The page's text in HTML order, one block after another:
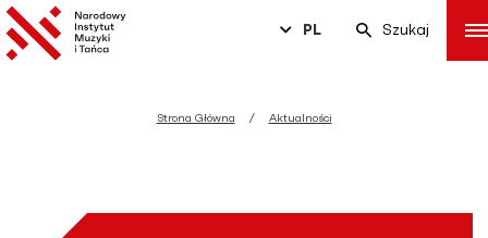
PL Szukaj
Strona Główna Aktualności